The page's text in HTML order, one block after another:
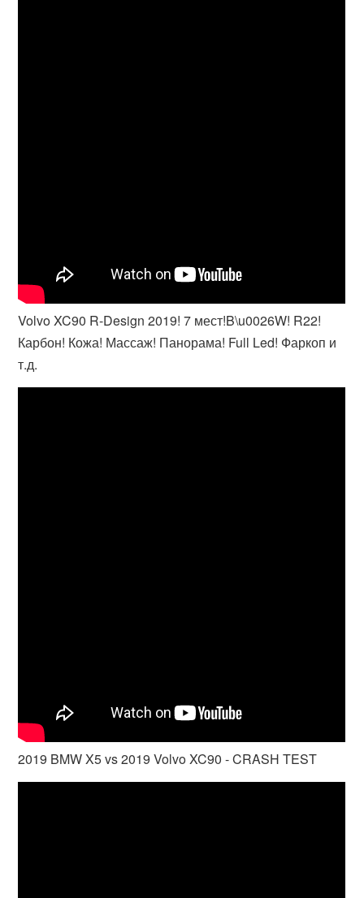
Volvo XC90 R-Design 2019! 7 мест!B\u0026W! R22!
Карбон! Кожа! Массаж! Панорама! Full Led! Фаркоп и
т.д.
2019 BMW X5 vs 2019 Volvo XC90 - CRASH TEST